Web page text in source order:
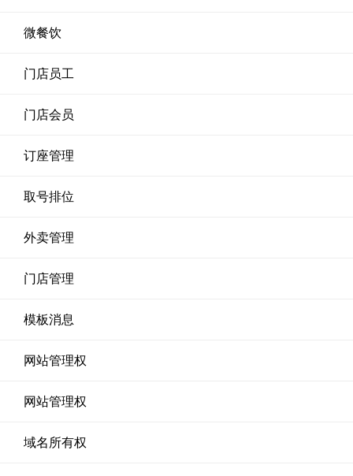
微餐饮
门店员工
门店会员
订座管理
取号排位
外卖管理
门店管理
模板消息
网站管理权
网站管理权
域名所有权